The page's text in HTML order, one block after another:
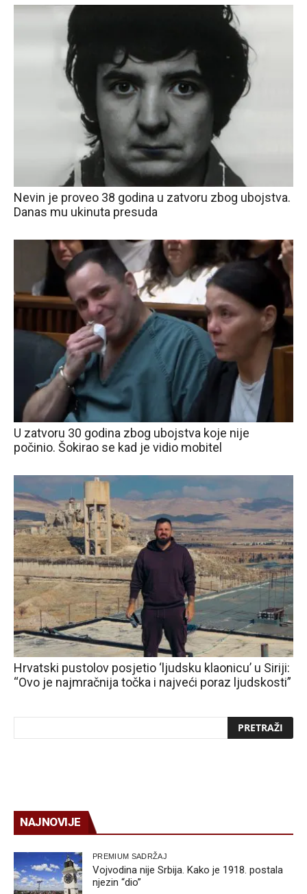
Nevin je proveo 38 godina u zatvoru zbog ubojstva.
Danas mu ukinuta presuda
U zatvoru 30 godina zbog ubojstva koje nije
počinio. Šokirao se kad je vidio mobitel
Hrvatski pustolov posjetio ‘ljudsku klaonicu’ u Siriji:
“Ovo je najmračnija točka i najveći poraz ljudskosti”
NAJNOVIJE
PREMIUM SADRŽAJ
Vojvodina nije Srbija. Kako je 1918. postala
njezin “dio”